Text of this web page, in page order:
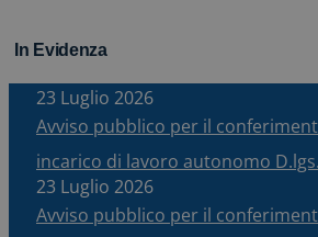
In Evidenza
23 Luglio 2026
Avviso pubblico per il
incarico di lavoro autonomo
23 Luglio 2026
Avviso pubblico per il